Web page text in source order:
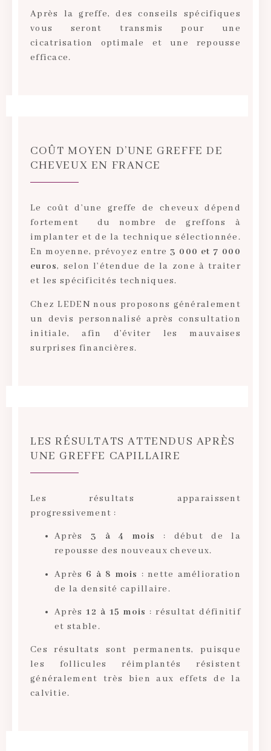
Après la greffe, des conseils spécifiques
vous seront transmis pour une
cicatrisation optimale et une repousse
efficace.
COÛT MOYEN D’UNE GREFFE DE
CHEVEUX EN FRANCE
Le coût d’une greffe de cheveux dépend
fortement du nombre de greffons à
implanter et de la technique sélectionnée.
En moyenne, prévoyez entre3 000 et 7 000
euros, selon l’étendue de la zone à traiter
et les spécificités techniques.
Chez LEDEN nous proposons généralement
un devis personnalisé après consultation
initiale, afin d’éviter les mauvaises
surprises financières.
LES RÉSULTATS ATTENDUS APRÈS
UNE GREFFE CAPILLAIRE
Les résultats apparaissent
progressivement :
Après 3 à 4 mois
: début de la
repousse des nouveaux cheveux.
Après 6 à 8 mois : nette amélioration
de la densité capillaire.
Après12 à 15 mois : résultat définitif
et stable.
Ces résultats sont permanents, puisque
les follicules réimplantés résistent
généralement très bien aux effets de la
calvitie.